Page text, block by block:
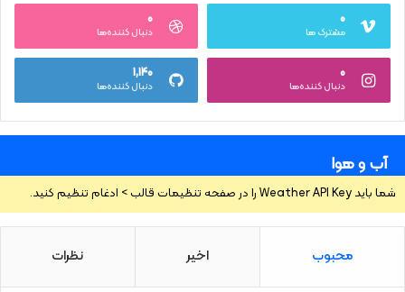
۰
مشترک ها
۰
دنبال کننده‌ها
۰
دنبال کننده‌ها
۱,۱۴۰
دنبال کننده‌ها
آب و هوا
شما باید Weather API Key را در صفحه تنظیمات قالب > ادغام تنظیم کنید.
محبوب اخیر نظرات